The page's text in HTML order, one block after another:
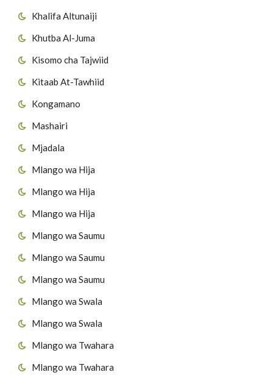
Khalifa Altunaiji
Khutba Al-Juma
Kisomo cha Tajwiid
Kitaab At-Tawhiid
Kongamano
Mashairi
Mjadala
Mlango wa Hija
Mlango wa Hija
Mlango wa Hija
Mlango wa Saumu
Mlango wa Saumu
Mlango wa Saumu
Mlango wa Swala
Mlango wa Swala
Mlango wa Twahara
Mlango wa Twahara